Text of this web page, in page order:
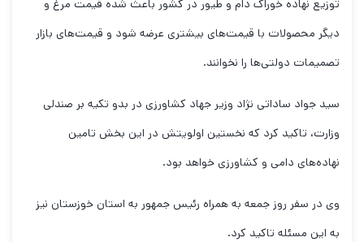
توزیع نهاده خوراک دام و طیور در کشور باعث شده قیمت مرغ و
دیگر محصولات با قیمت‌های بیشتری عرضه شود و قیمت‌های بازار
تصمیمات دولتی‌ها را نخوانند.
سید جواد ساداتی نژاد وزیر جهاد کشاورزی در بدو تکیه بر صندلی
وزارت، تاکید کرد که نخستین اولویتش در این بخش تامین
نهاده‌های دامی و کشاورزی خواهد بود.
وی در سفر روز جمعه به همراه رئیس جمهور به استان خوزستان نیز
به این مسئله تاکید کرد.